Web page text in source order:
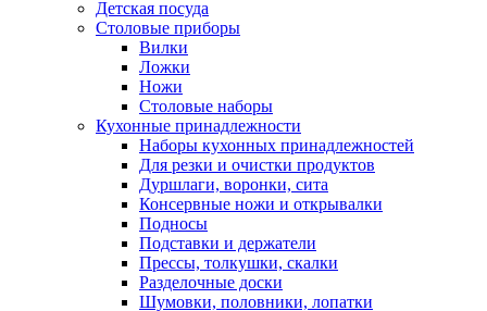
Детская посуда
Столовые приборы
Вилки
Ложки
Ножи
Столовые наборы
Кухонные принадлежности
Наборы кухонных принадлежностей
Для резки и очистки продуктов
Дуршлаги, воронки, сита
Консервные ножи и открывалки
Подносы
Подставки и держатели
Прессы, толкушки, скалки
Разделочные доски
Шумовки, половники, лопатки